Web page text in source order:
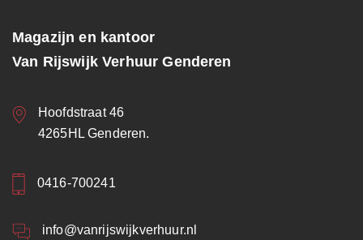
Magazijn en kantoor
Van Rijswijk Verhuur Genderen
Hoofdstraat 46
4265HL Genderen.
0416-700241
info@vanrijswijkverhuur.nl